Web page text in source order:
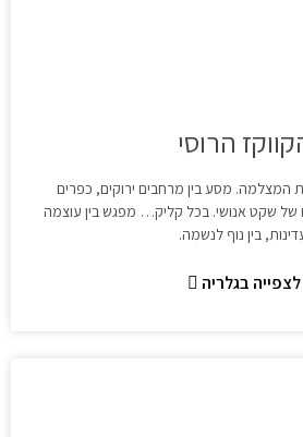
הרוסי
המצלמה. מסע בין מרחבים ירוקים, כפרים
של שקט אנושי. בכל קליק… מפגש בין עוצמה
בין נוף לנשמה.
לצפייה בגלריה